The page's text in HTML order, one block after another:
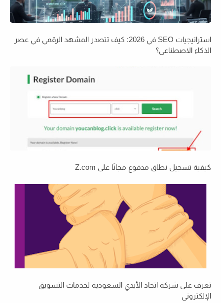
استراتيجيات SEO في 2026: كيف تتصدر المشهد الرقمي في عصر
الذكاء الاصطناعي؟
كيفية تسجيل نطاق مدفوع مجانًا على Z.com
تعرف على شركة اتحاد الأيدي السعودية لخدمات التسويق
الإلكتروني